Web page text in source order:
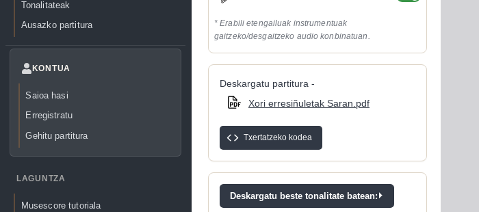
Tonalitateak
Ausazko partitura
KONTUA
Saioa hasi
Erregistratu
Gehitu partitura
LAGUNTZA
Musescore tutoriala
* Erabili etengailuak instrumentuak
gaitzeko/desgaitzeko audio konbinatuan.
Deskargatu partitura -
Xori erresiñuletak Saran.pdf
Txertatzeko kodea
Deskargatu beste tonalitate batean: